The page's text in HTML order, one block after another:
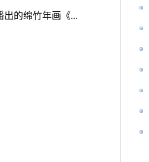
出的绵竹年画《...